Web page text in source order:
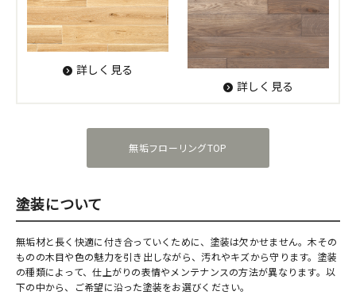
詳しく見る
詳しく見る
無垢フローリングTOP
塗装について
無垢材と長く快適に付き合っていくために、塗装は欠かせません。木その
ものの木目や色の魅力を引き出しながら、汚れやキズから守ります。塗装
の種類によって、仕上がりの表情やメンテナンスの方法が異なります。以
下の中から、ご希望に沿った塗装をお選びください。